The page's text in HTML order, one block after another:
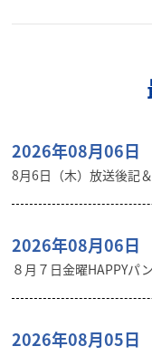
2026年08月06日
8月6日（木）放送後記
2026年08月06日
８月７日金曜HAPPYパ
2026年08月05日